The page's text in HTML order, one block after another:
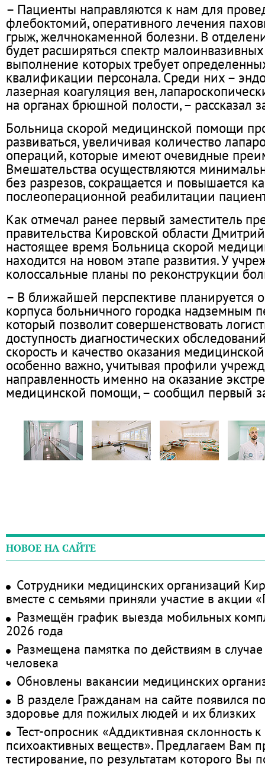
– Пациенты направляются к нам для
флебоктомий, оперативного лечения
грыж, желчнокаменной болезни. В
будет расширяться спектр
выполнение которых требует
квалификации персонала. Среди них –
лазерная коагуляция вен,
на органах брюшной полости, – рассказал
Больница скорой медицинской помощи
развиваться, увеличивая количество
операций, которые имеют очевидные
Вмешательства осуществляются
без разрезов, сокращается и повышается
послеоперационной реабилитации
Как отмечал ранее первый заместитель
правительства Кировской области
настоящее время Больница скорой
находится на новом этапе развития. У
колоссальные планы по реконструкции
– В ближайшей перспективе планируется
корпуса больничного городка надземным
который позволит совершенствовать
доступность диагностических
скорость и качество оказания
особенно важно, учитывая профили
направленность именно на оказание
медицинской помощи, – сообщил первый
НОВОЕ НА САЙТЕ
Сотрудники медицинских организаций
вместе с семьями приняли участие в акции
Размещён график выезда мобильных
2026 года
Размещена памятка по действиям в
человека
Обновлены вакансии медицинских
В разделе Гражданам на сайте появился
здоровье для пожилых людей и их близких
Тест-опросник «Аддиктивная склонность
психоактивных веществ». Предлагаем Вам
тестирование, по результатам которого Вы